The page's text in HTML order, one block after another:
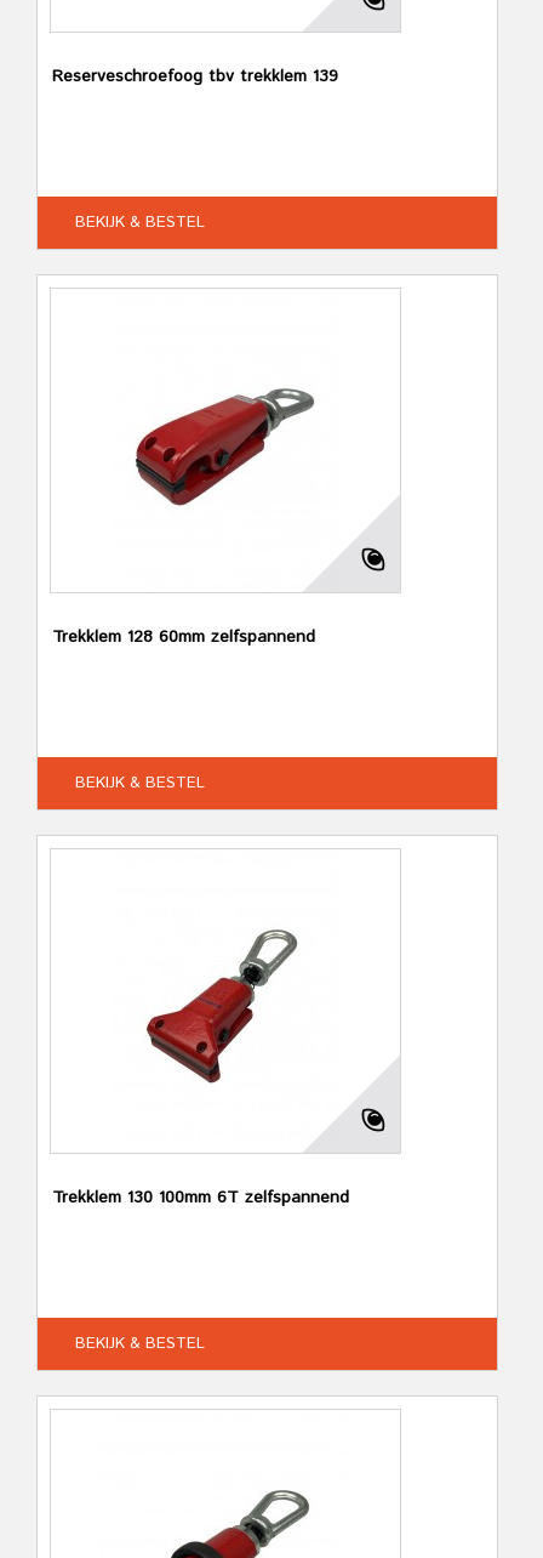
Reserveschroefoog tbv trekklem 139
BEKIJK & BESTEL
Trekklem 128 60mm zelfspannend
BEKIJK & BESTEL
Trekklem 130 100mm 6T zelfspannend
BEKIJK & BESTEL